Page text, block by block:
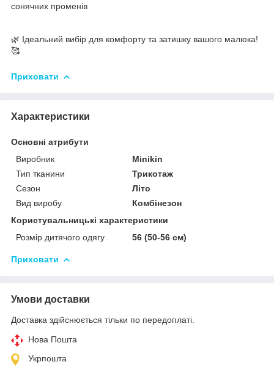
сонячних променів
🌿 Ідеальний вибір для комфорту та затишку вашого малюка!
🥰
Приховати
Характеристики
Основні атрибути
Виробник
Minikin
Тип тканини
Трикотаж
Сезон
Літо
Вид виробу
Комбінезон
Користувальницькі характеристики
Розмір дитячого одягу
56 (50-56 см)
Приховати
Умови доставки
Доставка здійснюється тільки по передоплаті.
Нова Пошта
Укрпошта